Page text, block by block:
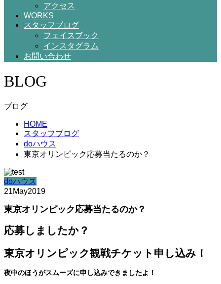
アクセス
WORKS
スタッフブログ
フェイスブック
インスタグラム
お問い合わせ
BLOG
ブログ
HOME
スタッフブログ
doハウス
東京オリンピック応募当たるのか？
doハウス
21May2019
東京オリンピック応募当たるのか？
応募しましたか？
東京オリンピック観戦チケット申し込み！
夜中のほうがスムーズに申し込みできましたよ！